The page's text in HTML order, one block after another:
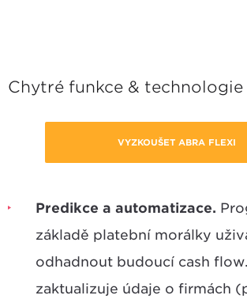
Chytré funkce & technologie
VYZKOUŠET ABRA FLEXI
Predikce a automatizace.
základě platební morálky
odhadnout budoucí cash
zaktualizuje údaje o firmách